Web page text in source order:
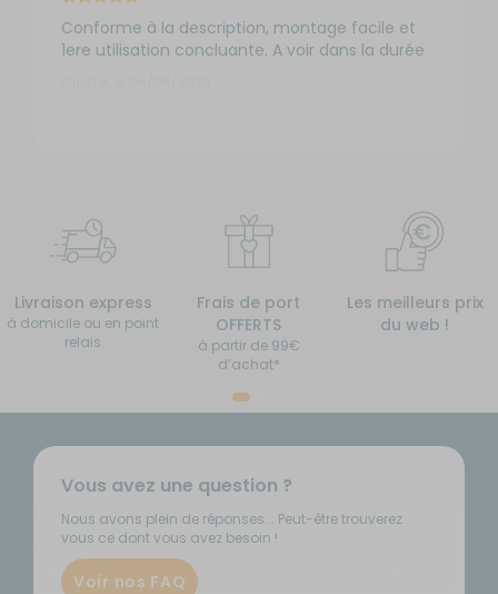
Conforme à la description, montage facile et
1ere utilisation concluante. A voir dans la durée
Livraison express
à domicile ou en point
relais
Frais de port
OFFERTS
à partir de 99€
d’achat*
Les meilleurs prix
du web !
Vous avez une question ?
Nous avons plein de réponses... Peut-être trouverez
vous ce dont vous avez besoin !
Voir nos FAQ